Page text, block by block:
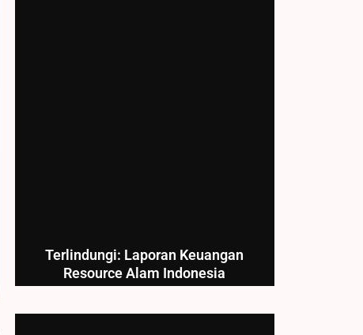
Terlindungi: Laporan Keuangan
Resource Alam Indonesia